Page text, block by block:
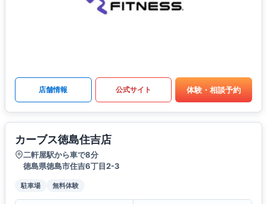
店舗情報 公式サイト 体験・相談予約
カーブス徳島住吉店
二軒屋駅から車で8分
徳島県徳島市住吉6丁目2-3
駐車場 無料体験